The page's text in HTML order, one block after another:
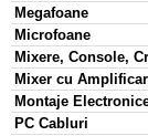
Megafoane
Microfoane
Mixere, Console,
Mixer cu
Montaje
PC Cabluri